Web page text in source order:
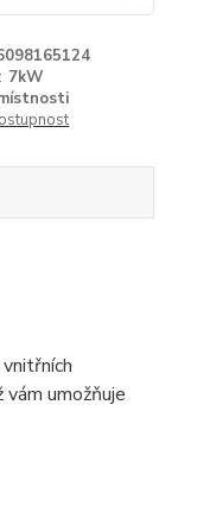
7kW
umožňuje